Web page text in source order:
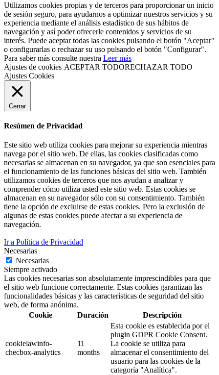
Utilizamos cookies propias y de terceros para proporcionar un inicio
de sesión seguro, para ayudarnos a optimizar nuestros servicios y su
experiencia mediante el análisis estadístico de sus hábitos de
navegación y así poder ofrecerle contenidos y servicios de su
interés. Puede aceptar todas las cookies pulsando el botón "Aceptar"
o configurarlas o rechazar su uso pulsando el botón "Configurar".
Para saber más consulte nuestra Leer más
Ajustes de cookies ACEPTAR TODORECHAZAR TODO
Ajustes Cookies
Cerrar
Resúmen de Privacidad
Este sitio web utiliza cookies para mejorar su experiencia mientras
navega por el sitio web. De ellas, las cookies clasificadas como
necesarias se almacenan en su navegador, ya que son esenciales para
el funcionamiento de las funciones básicas del sitio web. También
utilizamos cookies de terceros que nos ayudan a analizar y
comprender cómo utiliza usted este sitio web. Estas cookies se
almacenan en su navegador sólo con su consentimiento. También
tiene la opción de excluirse de estas cookies. Pero la exclusión de
algunas de estas cookies puede afectar a su experiencia de
navegación.
Ir a Política de Privacidad
Necesarias
Necesarias
Siempre activado
Las cookies necesarias son absolutamente imprescindibles para que
el sitio web funcione correctamente. Estas cookies garantizan las
funcionalidades básicas y las características de seguridad del sitio
web, de forma anónima.
Cookie
Duración Descripción
cookielawinfo-
checbox-analytics
11
months
Esta cookie es establecida por el
plugin GDPR Cookie Consent.
La cookie se utiliza para
almacenar el consentimiento del
usuario para las cookies de la
categoría "Analítica".